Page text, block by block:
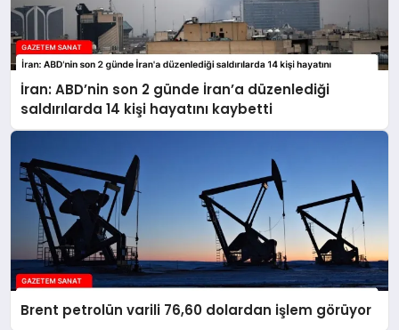
İran: ABD’nin son 2 günde İran’a düzenlediği
saldırılarda 14 kişi hayatını kaybetti
Brent petrolün varili 76,60 dolardan işlem görüyor